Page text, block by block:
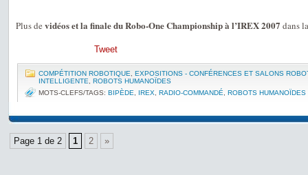
Plus de vidéos et la finale du Robo-One Championship à l’IREX 2007 dans
Tweet
COMPÉTITION ROBOTIQUE
EXPOSITIONS - CONFÉRENCES ET SALONS
INTELLIGENTE
ROBOTS HUMANOÏDES
MOTS-CLEFS/TAGS: BIPÈDE IREX RADIO-COMMANDÉ ROBOTS HUMANOÏDES
Page 1 de 2 1 2 »